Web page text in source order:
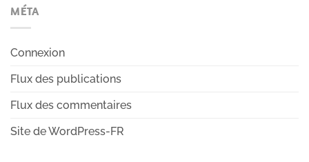
MÉTA
Connexion
Flux des publications
Flux des commentaires
Site de WordPress-FR